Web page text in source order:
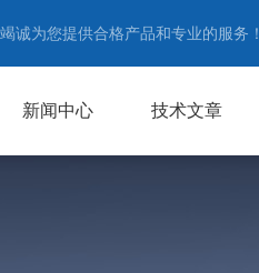
诚为您提供合格产品和专业的服务！
新闻中心 技术文章